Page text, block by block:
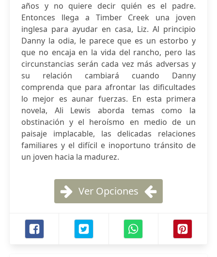
años y no quiere decir quién es el padre.
Entonces llega a Timber Creek una joven
inglesa para ayudar en casa, Liz. Al principio
Danny la odia, le parece que es un estorbo y
que no encaja en la vida del rancho, pero las
circunstancias serán cada vez más adversas y
su relación cambiará cuando Danny
comprenda que para afrontar las dificultades
lo mejor es aunar fuerzas. En esta primera
novela, Ali Lewis aborda temas como la
obstinación y el heroísmo en medio de un
paisaje implacable, las delicadas relaciones
familiares y el difícil e inoportuno tránsito de
un joven hacia la madurez.
Ver Opciones